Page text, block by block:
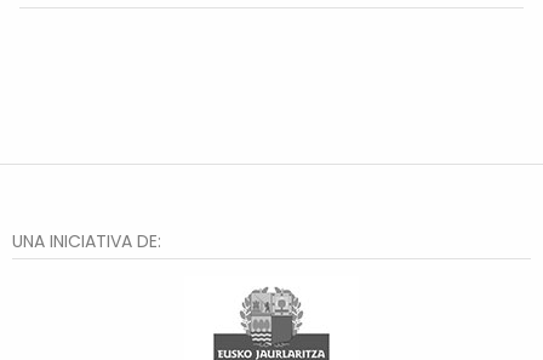
UNA INICIATIVA DE: